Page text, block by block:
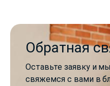
Обратная
Оставьте заявку и мы
свяжемся с вами в